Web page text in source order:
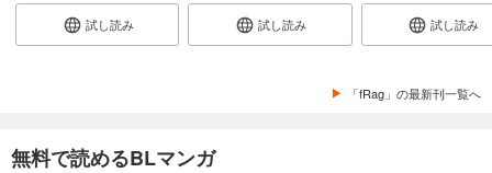
試し読み 試し読み 試し読み
「fRag」の最新刊一覧へ
無料で読めるBLマンガ